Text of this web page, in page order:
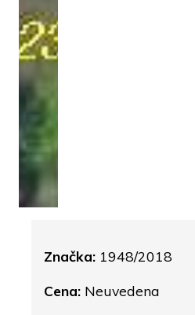
Značka: 1948/2018
Cena: Neuvedena